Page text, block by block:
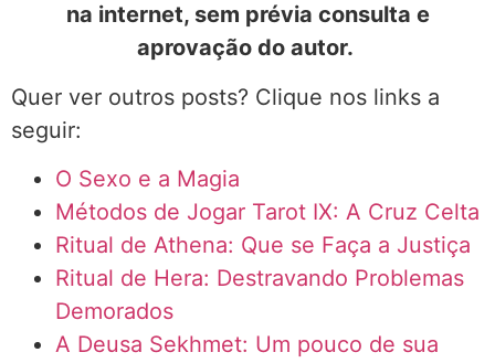
na internet, sem prévia consulta e
aprovação do autor.
Quer ver outros posts? Clique nos links a
seguir:
O Sexo e a Magia
Métodos de Jogar Tarot IX: A Cruz Celta
Ritual de Athena: Que se Faça a Justiça
Ritual de Hera: Destravando Problemas
Demorados
A Deusa Sekhmet: Um pouco de sua